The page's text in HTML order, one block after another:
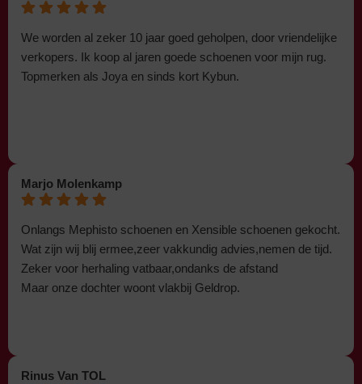
We worden al zeker 10 jaar goed geholpen, door vriendelijke
verkopers. Ik koop al jaren goede schoenen voor mijn rug.
Topmerken als Joya en sinds kort Kybun.
Marjo Molenkamp
Onlangs Mephisto schoenen en Xensible schoenen gekocht.
Wat zijn wij blij ermee,zeer vakkundig advies,nemen de tijd.
Zeker voor herhaling vatbaar,ondanks de afstand
Maar onze dochter woont vlakbij Geldrop.
Rinus Van TOL